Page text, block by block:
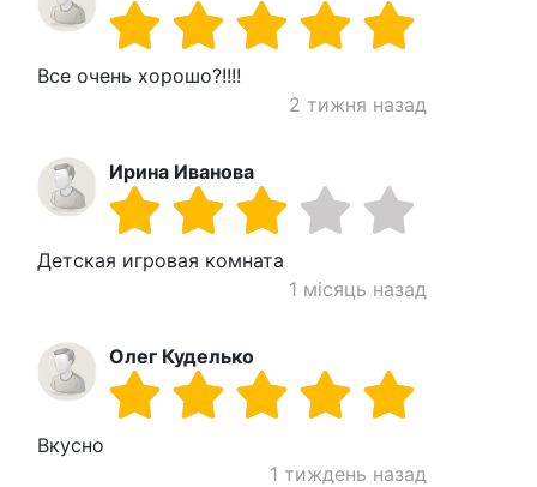
Все очень хорошо?!!!!
2 тижня назад
Ирина Иванова
Детская игровая комната
1 місяць назад
Олег Куделько
Вкусно
1 тиждень назад